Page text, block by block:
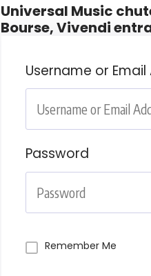
Universal Music
Bourse, Vivendi
Username or
Password
Remember Me